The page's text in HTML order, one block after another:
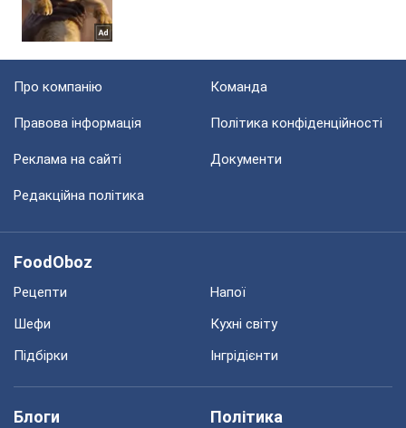
Про компанію Команда
Правова інформація Політика конфіденційності
Реклама на сайті Документи
Редакційна політика
FoodOboz
Рецепти
Напої
Шефи
Кухні світу
Підбірки
Інгрідієнти
Блоги Політика